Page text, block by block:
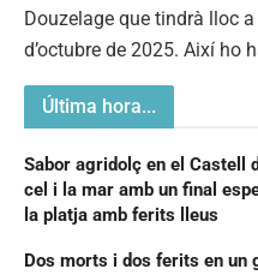
Douzelage que tindrà lloc
d’octubre de 2025. Així ho
Última hora...
Sabor agridolç en el Castell
cel i la mar amb un final
la platja amb ferits lleus
Dos morts i dos ferits en un